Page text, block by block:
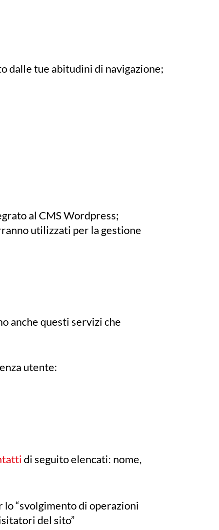
dalle tue abitudini di navigazione;
al CMS Wordpress;
utilizzati per la gestione
anche questi servizi che
utente:
di seguito elencati: nome,
“svolgimento di operazioni
del sito”